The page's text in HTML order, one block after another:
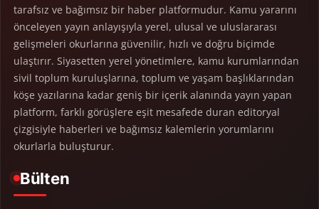
tarafsız ve bağımsız bir haber platformudur. Kamu yararını
önceleyen yayın anlayışıyla yerel, ulusal ve uluslararası
gelişmeleri okurlarına güvenilir, hızlı ve doğru biçimde
ulaştırır. Siyasetten yerel yönetimlere, kamu kurumlarından
sivil toplum kuruluşlarına, toplum ve yaşam başlıklarından
köşe yazılarına kadar geniş bir içerik alanında yayın yapan
platform, farklı görüşlere eşit mesafede duran editoryal
çizgisiyle haberleri ve bağımsız kalemlerin yorumlarını
okurlarla buluşturur.
Bülten